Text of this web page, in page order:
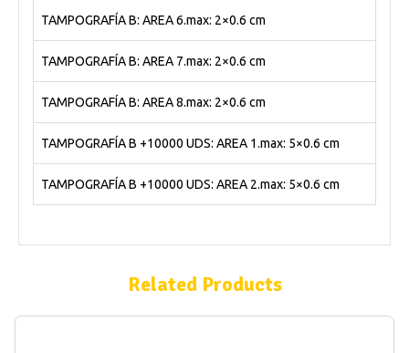
TAMPOGRAFÍA B: AREA 6.max: 2×0.6 cm
TAMPOGRAFÍA B: AREA 7.max: 2×0.6 cm
TAMPOGRAFÍA B: AREA 8.max: 2×0.6 cm
TAMPOGRAFÍA B +10000 UDS: AREA 1.max: 5×0.6 cm
TAMPOGRAFÍA B +10000 UDS: AREA 2.max: 5×0.6 cm
Related Products